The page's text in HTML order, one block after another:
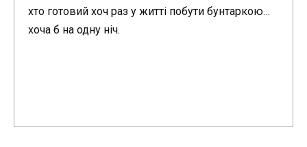
хто готовий хоч раз у житті побути бунтаркою…
хоча б на одну ніч.